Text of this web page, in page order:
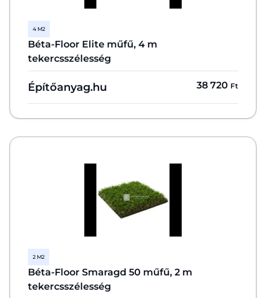
4 M2
Béta-Floor Elite műfű, 4 m
tekercsszélesség
Építőanyag.hu 38 720 Ft
2 M2
Béta-Floor Smaragd 50 műfű, 2 m
tekercsszélesség